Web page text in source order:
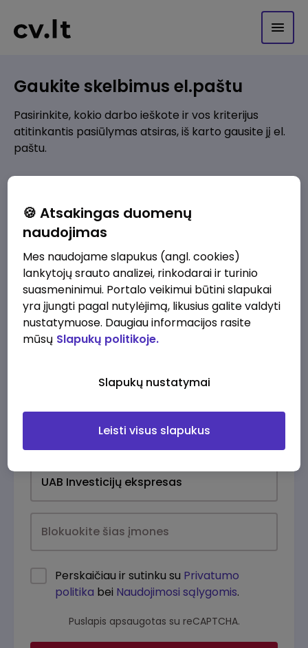
Gaukite skelbimus el.paštu
Pasirinkite, kokio darbo ieškote ir vos kriterijus
atitinkantis pasiūlymas atsiras, iš karto gausite jį el.
paštu.
Pridėti naują
Kokios srities darbo pasiūlymai jus domina?
Pridėti naują
Perskaičiau ir sutinku su Privatumo
politika bei Naudojimosi sąlygomis.
Puslapis apsaugotas su reCAPTCHA.
🍪 Atsakingas duomenų
naudojimas
Mes naudojame slapukus (angl. cookies)
lankytojų srauto analizei, rinkodarai ir turinio
suasmeninimui. Portalo veikimui būtini slapukai
yra įjungti pagal nutylėjimą, likusius galite valdyti
nustatymuose. Daugiau informacijos rasite
mūsų Slapukų politikoje.
Slapukų nustatymai
Leisti visus slapukus